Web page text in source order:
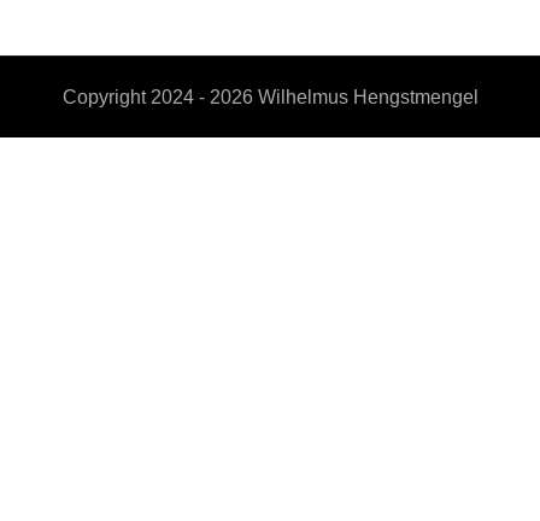
Copyright 2024 - 2026 Wilhelmus Hengstmengel